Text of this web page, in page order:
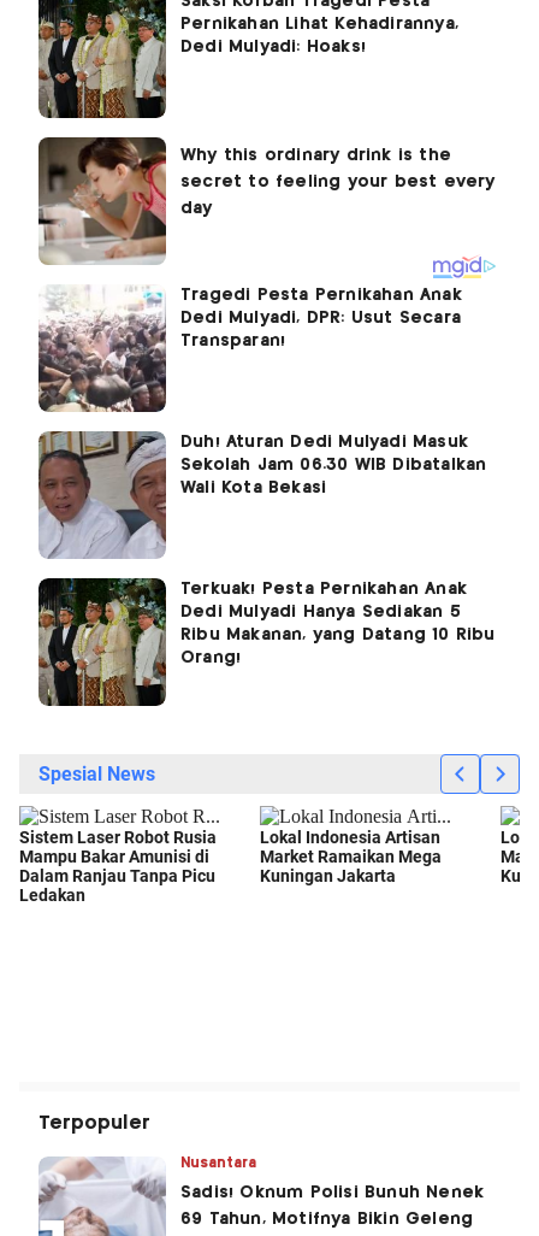
Pernikahan Lihat Kehadirannya,
Dedi Mulyadi: Hoaks!
Tragedi Pesta Pernikahan Anak
Dedi Mulyadi, DPR: Usut Secara
Transparan!
Duh! Aturan Dedi Mulyadi Masuk
Sekolah Jam 06.30 WIB Dibatalkan
Wali Kota Bekasi
Terkuak! Pesta Pernikahan Anak
Dedi Mulyadi Hanya Sediakan 5
Ribu Makanan, yang Datang 10 Ribu
Orang!
Terpopuler
Nusantara
Sadis! Oknum Polisi Bunuh Nenek
69 Tahun, Motifnya Bikin Geleng